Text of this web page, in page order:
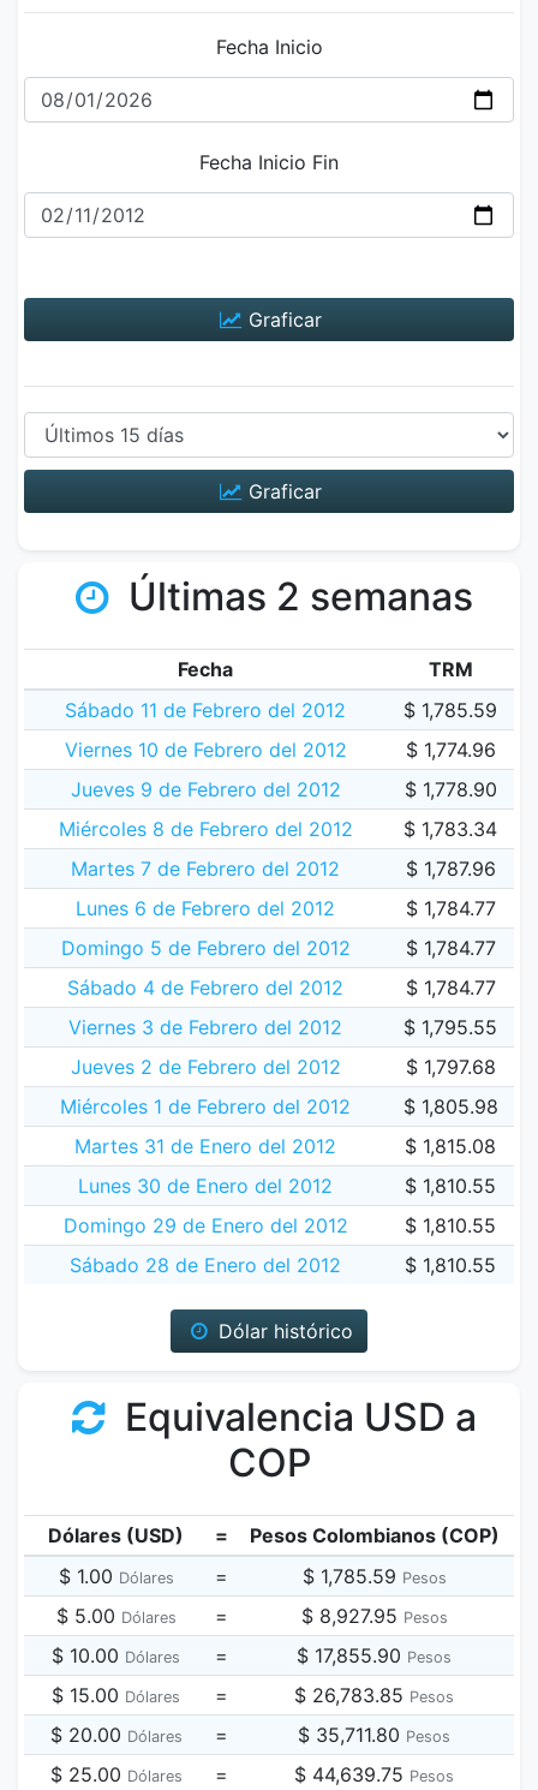
Fecha Inicio
Fecha Inicio Fin
Graficar
Graficar
Últimas 2 semanas
Fecha
TRM
Sábado 11 de Febrero del 2012
$ 1,785.59
Viernes 10 de Febrero del 2012
$ 1,774.96
Jueves 9 de Febrero del 2012
$ 1,778.90
Miércoles 8 de Febrero del 2012
$ 1,783.34
Martes 7 de Febrero del 2012
$ 1,787.96
Lunes 6 de Febrero del 2012
$ 1,784.77
Domingo 5 de Febrero del 2012
$ 1,784.77
Sábado 4 de Febrero del 2012
$ 1,784.77
Viernes 3 de Febrero del 2012
$ 1,795.55
Jueves 2 de Febrero del 2012
$ 1,797.68
Miércoles 1 de Febrero del 2012
$ 1,805.98
Martes 31 de Enero del 2012
$ 1,815.08
Lunes 30 de Enero del 2012
$ 1,810.55
Domingo 29 de Enero del 2012
$ 1,810.55
Sábado 28 de Enero del 2012
$ 1,810.55
Dólar histórico
Equivalencia USD a
COP
Dólares (USD) =
Pesos Colombianos (COP)
$ 1.00 Dólares = $ 1,785.59 Pesos
$ 5.00 Dólares = $ 8,927.95 Pesos
$ 10.00 Dólares = $ 17,855.90 Pesos
$ 15.00 Dólares = $ 26,783.85 Pesos
$ 20.00 Dólares = $ 35,711.80 Pesos
$ 25.00 Dólares = $ 44,639.75 Pesos